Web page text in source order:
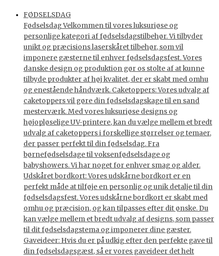
FØDSELSDAG
Fødselsdag Velkommen til vores luksuriøse og
personlige kategori af fødselsdagstilbehør. Vi tilbyder
unikt og præcisions laserskåret tilbehør, som vil
imponere gæsterne til enhver fødselsdagsfest. Vores
danske design og produktion gør os stolte af at kunne
tilbyde produkter af høj kvalitet, der er skabt med omhu
og enestående håndværk. Caketoppers: Vores udvalg af
caketoppers vil gøre din fødselsdagskage til en sand
mesterværk. Med vores luksuriøse designs og
højopløselige UV-printere, kan du vælge mellem et bredt
udvalg af caketoppers i forskellige størrelser og temaer,
der passer perfekt til din fødselsdag. Fra
børnefødselsdage til voksenfødselsdage og
babyshowers. Vi har noget for enhver smag og alder.
Udskåret bordkort: Vores udskårne bordkort er en
perfekt måde at tilføje en personlig og unik detalje til din
fødselsdagsfest. Vores udskårne bordkort er skabt med
omhu og præcision, og kan tilpasses efter dit ønske. Du
kan vælge mellem et bredt udvalg af designs, som passer
til dit fødselsdagstema og imponerer dine gæster.
Gaveideer: Hvis du er på udkig efter den perfekte gave til
din fødselsdagsgæst, så er vores gaveideer det helt